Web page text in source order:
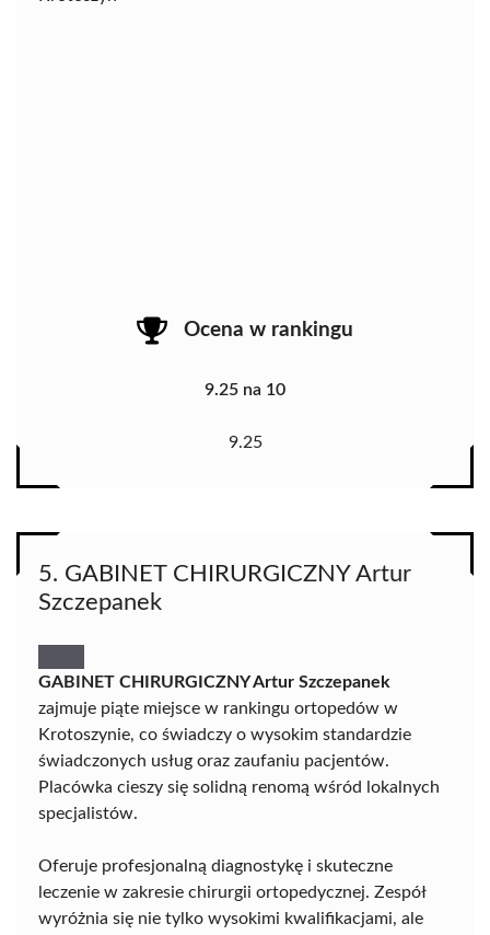
Ocena w rankingu
9.25 na 10
9.25
5. GABINET CHIRURGICZNY Artur
Szczepanek
GABINET CHIRURGICZNY Artur Szczepanek
zajmuje piąte miejsce w rankingu ortopedów w
Krotoszynie, co świadczy o wysokim standardzie
świadczonych usług oraz zaufaniu pacjentów.
Placówka cieszy się solidną renomą wśród lokalnych
specjalistów.
Oferuje profesjonalną diagnostykę i skuteczne
leczenie w zakresie chirurgii ortopedycznej. Zespół
wyróżnia się nie tylko wysokimi kwalifikacjami, ale